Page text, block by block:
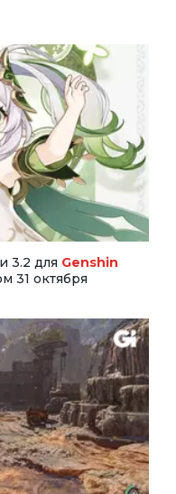
3.2 для Genshin
31 октября